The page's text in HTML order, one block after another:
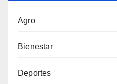
Agro
Bienestar
Deportes